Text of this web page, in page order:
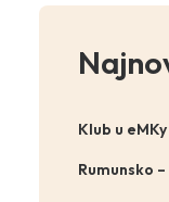
Klub u
Rumunsko